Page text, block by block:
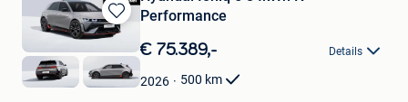
Bewaren
in
Mijn
Favorieten
Performance
€ 75.389,- Details
2026 500 km